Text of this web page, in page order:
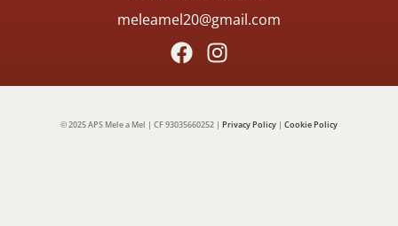
meleamel20@gmail.com
© 2025 APS Mele a Mel | CF 93035660252 | Privacy Policy | Cookie Policy